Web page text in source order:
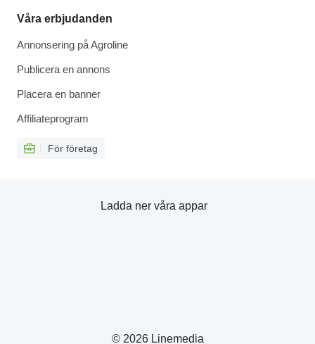
Våra erbjudanden
Annonsering på Agroline
Publicera en annons
Placera en banner
Affiliateprogram
För företag
© 2026 Linemedia
Ladda ner våra appar